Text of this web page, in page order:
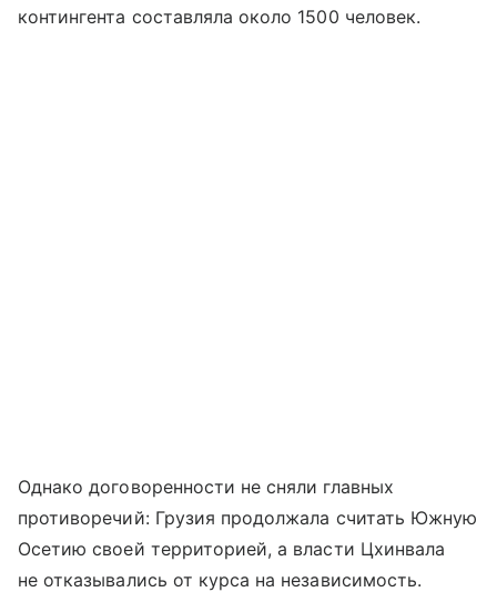
контингента составляла около 1500 человек.
Однако договоренности не сняли главных
противоречий: Грузия продолжала считать Южную
Осетию своей территорией, а власти Цхинвала
не отказывались от курса на независимость.